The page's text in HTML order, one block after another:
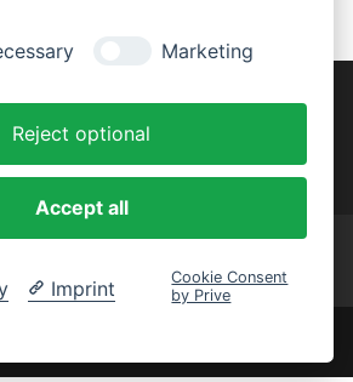
Einstellungen
Marketing
Reject optional
Accept all
Imprint
Cookie Consent
by Prive